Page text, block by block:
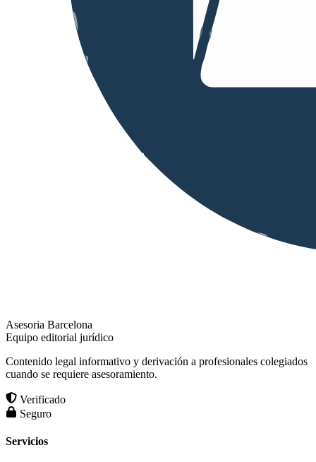
Asesoria Barcelona
Equipo editorial jurídico
Contenido legal informativo y derivación a profesionales colegiados
cuando se requiere asesoramiento.
Verificado
Seguro
Servicios